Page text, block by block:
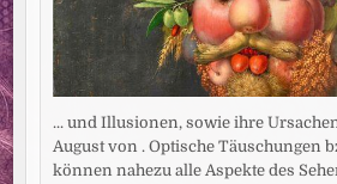
... und Illusionen, sowie ihre
August von . Optische Täuschungen
können nahezu alle Aspekte des